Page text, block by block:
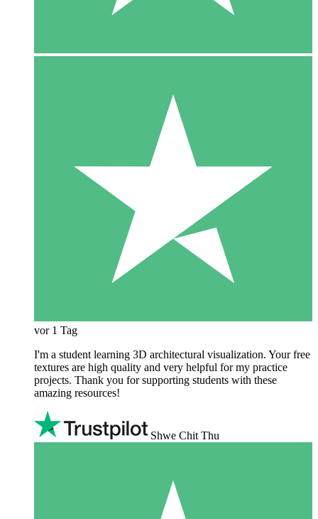
vor 1 Tag
I'm a student learning 3D architectural visualization. Your free
textures are high quality and very helpful for my practice
projects. Thank you for supporting students with these
amazing resources!
Shwe Chit Thu